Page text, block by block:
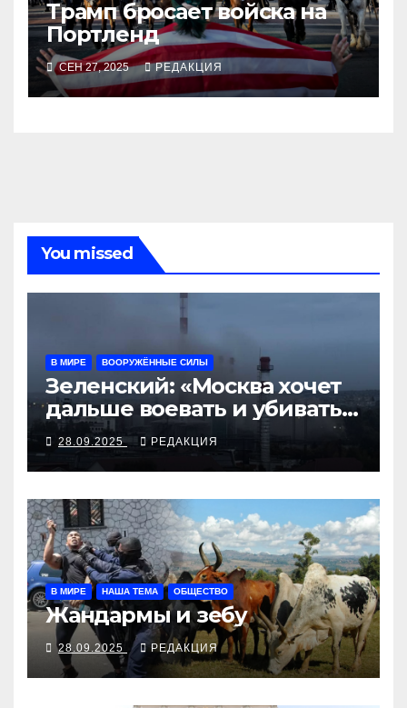
Трамп бросает войска на
Портленд
СЕН 27, 2025 РЕДАКЦИЯ
You missed
В МИРЕ ВООРУЖЁННЫЕ СИЛЫ
Зеленский: «Москва хочет
дальше воевать и убивать.
Время для твёрдой
реакции»
28.09.2025 РЕДАКЦИЯ
В МИРЕ НАША ТЕМА ОБЩЕСТВО
Жандармы и зебу
28.09.2025 РЕДАКЦИЯ